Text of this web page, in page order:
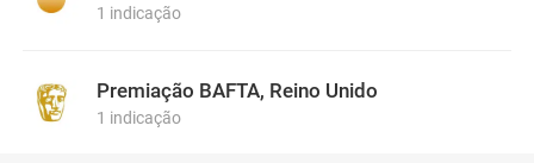
1 indicação
Premiação BAFTA, Reino Unido
1 indicação